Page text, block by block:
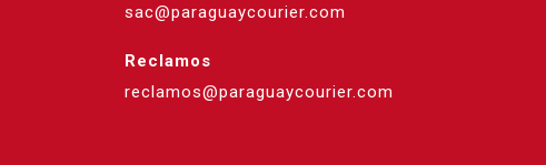
sac@paraguaycourier.com
Reclamos
reclamos@paraguaycourier.com